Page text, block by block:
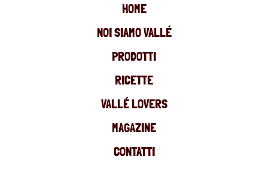
HOME
NOI SIAMO VALLÉ
PRODOTTI
RICETTE
VALLÉ LOVERS
MAGAZINE
CONTATTI